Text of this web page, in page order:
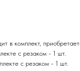
комплект,
с резаком - 1 шт.
с резаком - 1 шт.